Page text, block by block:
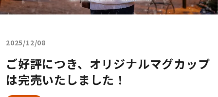
2025/12/08
ご好評につき、オリジナルマグカップ
は完売いたしました！